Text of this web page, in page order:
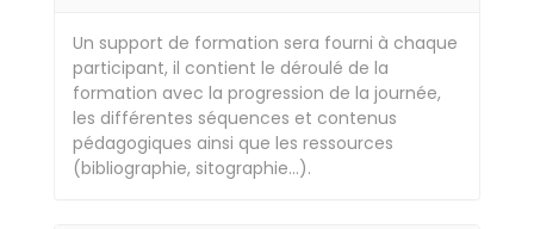
Un support de formation sera fourni à chaque
participant, il contient le déroulé de la
formation avec la progression de la journée,
les différentes séquences et contenus
pédagogiques ainsi que les ressources
(bibliographie, sitographie…).